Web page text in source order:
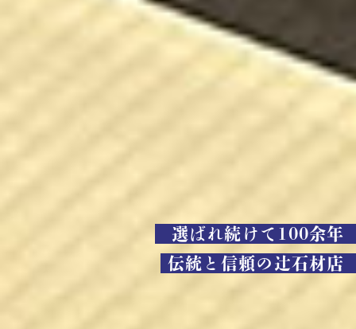
選ばれ続けて100余年
伝統と信頼の辻石材店